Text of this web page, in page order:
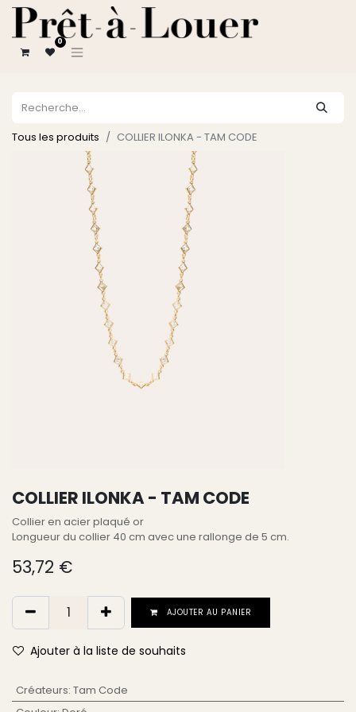
0
Tous les produits COLLIER ILONKA - TAM CODE
COLLIER ILONKA - TAM CODE
Collier en acier plaqué or
Longueur du collier 40 cm avec une rallonge de 5 cm.
53,72 €
AJOUTER AU PANIER
Ajouter à la liste de souhaits
Créateurs: Tam Code